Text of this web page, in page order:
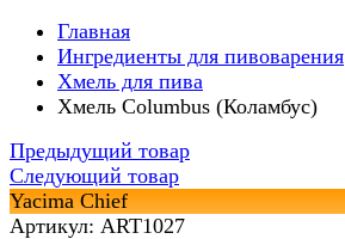
Главная
Ингредиенты для пивоварения
Хмель для пива
Хмель Columbus (Коламбус)
Предыдущий товар
Следующий товар
Yacima Chief
Артикул: ART1027